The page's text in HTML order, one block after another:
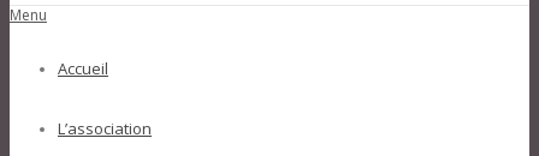
Menu
Accueil
L’association